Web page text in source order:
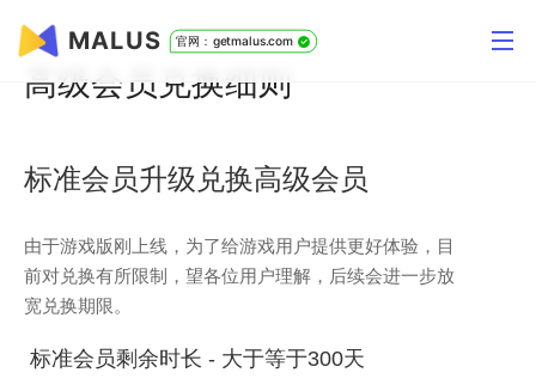
MALUS 官网：getmalus.com
高级会员兑换细则
标准会员升级兑换高级会员
由于游戏版刚上线，为了给游戏用户提供更好体验，目
前对兑换有所限制，望各位用户理解，后续会进一步放
宽兑换期限。
标准会员剩余时长 - 大于等于300天